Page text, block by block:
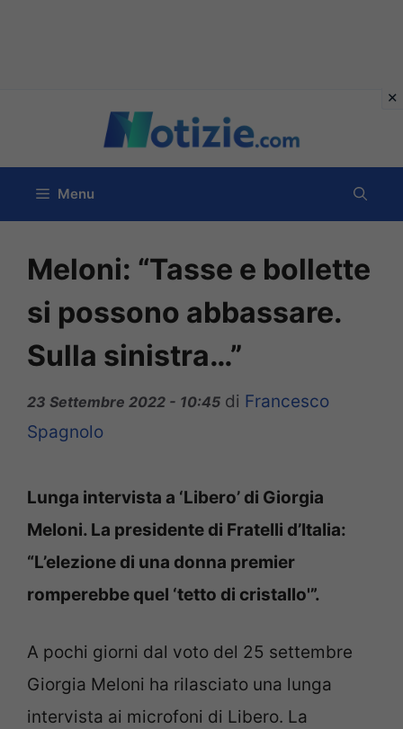
contenuto
Menu
Meloni: “Tasse e bollette
si possono abbassare.
Sulla sinistra…”
23 Settembre 2022 - 10:45 di Francesco
Spagnolo
Lunga intervista a ‘Libero’ di Giorgia
Meloni. La presidente di Fratelli d’Italia:
“L’elezione di una donna premier
romperebbe quel ‘tetto di cristallo'”.
A pochi giorni dal voto del 25 settembre
Giorgia Meloni ha rilasciato una lunga
intervista ai microfoni di Libero. La